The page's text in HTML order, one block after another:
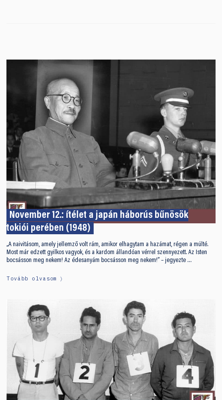
November 12.: ítélet a japán háborús bűnösök
tokiói perében (1948)
„A naivitásom, amely jellemző volt rám, amikor elhagytam a hazámat, régen a múlté.
Most már edzett gyilkos vagyok, és a kardom állandóan vérrel szennyezett. Az Isten
bocsásson meg nekem! Az édesanyám bocsásson meg nekem!” – jegyezte …
Tovább olvasom